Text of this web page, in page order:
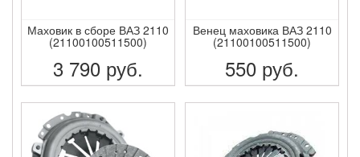
Маховик в сборе ВАЗ 2110
(21100100511500)
3 790 руб.
ПОДРОБНЕЕ
Венец маховика ВАЗ 2110
(21100100511500)
550 руб.
ПОДРОБНЕЕ